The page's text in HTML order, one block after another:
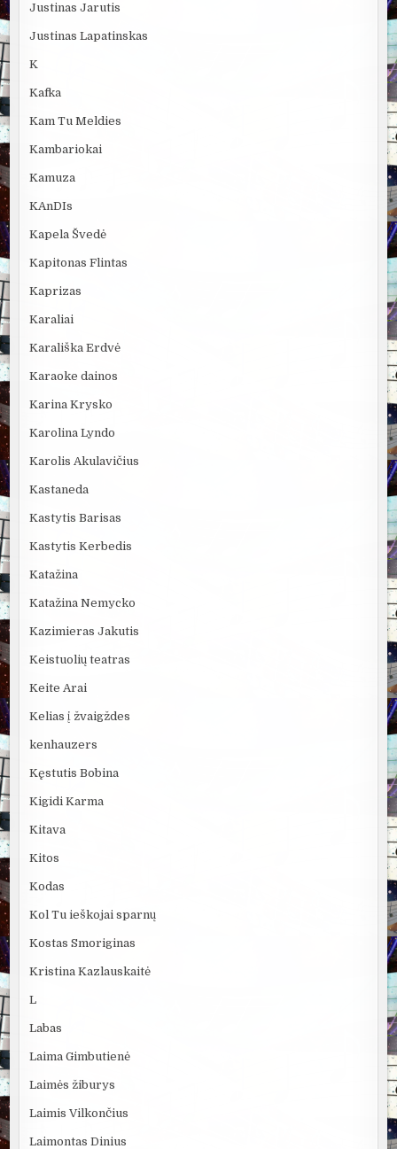
Justinas Jarutis
Justinas Lapatinskas
K
Kafka
Kam Tu Meldies
Kambariokai
Kamuza
KAnDIs
Kapela Švedė
Kapitonas Flintas
Kaprizas
Karaliai
Karališka Erdvė
Karaoke dainos
Karina Krysko
Karolina Lyndo
Karolis Akulavičius
Kastaneda
Kastytis Barisas
Kastytis Kerbedis
Katažina
Katažina Nemycko
Kazimieras Jakutis
Keistuolių teatras
Keite Arai
Kelias į žvaigždes
kenhauzers
Kęstutis Bobina
Kigidi Karma
Kitava
Kitos
Kodas
Kol Tu ieškojai sparnų
Kostas Smoriginas
Kristina Kazlauskaitė
L
Labas
Laima Gimbutienė
Laimės žiburys
Laimis Vilkončius
Laimontas Dinius